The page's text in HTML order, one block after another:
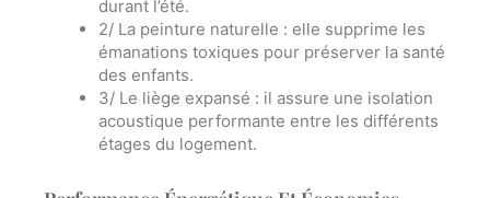
durant l’été.
2/ La peinture naturelle : elle supprime les
émanations toxiques pour préserver la santé
des enfants.
3/ Le liège expansé : il assure une isolation
acoustique performante entre les différents
étages du logement.